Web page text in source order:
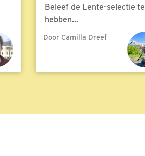
Beleef de Lente-selectie te
hebben...
Lees meer
Door Camilla Dreef